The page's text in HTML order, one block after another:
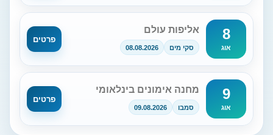
8
אוג
אליפות עולם
סקי מים 08.08.2026
פרטים
9
אוג
מחנה אימונים בינלאומי
סמבו 09.08.2026
פרטים